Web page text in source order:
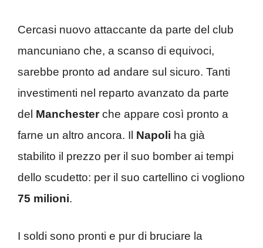
Cercasi nuovo attaccante da parte del club
mancuniano che, a scanso di equivoci,
sarebbe pronto ad andare sul sicuro. Tanti
investimenti nel reparto avanzato da parte
del Manchesterche appare così pronto a
farne un altro ancora. Il Napoli ha già
stabilito il prezzo per il suo bomber ai tempi
dello scudetto: per il suo cartellino ci vogliono
75 milioni.
I soldi sono pronti e pur di bruciare la